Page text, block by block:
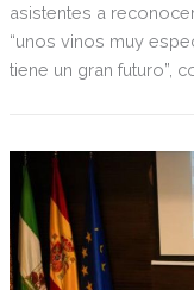
asistentes a
“unos vinos muy
tiene un gran futuro”,